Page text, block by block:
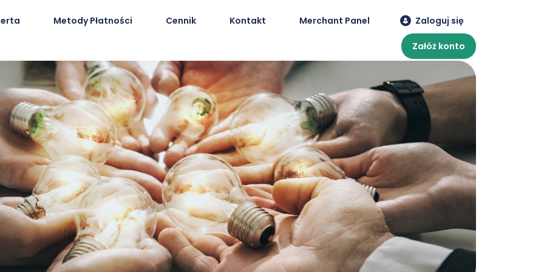
Metody Płatności Cennik Kontakt Merchant Panel Zaloguj się
Załóż konto